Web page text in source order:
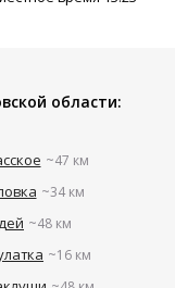
области:
~47 км
~34 км
~48 км
~16 км